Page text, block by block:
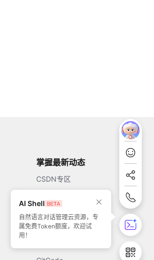
掌握最新动态
CSDN专区
51CTO
AI Shell
自然语言对话管理云资源，专
属免费Token额度，欢迎试
用！